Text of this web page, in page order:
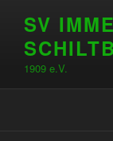
Inhalt
springen
SV
1909 e.V.